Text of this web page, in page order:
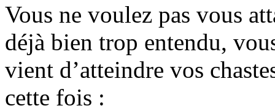
Vous ne voulez pas vous
déjà bien trop entendu,
vient d’atteindre vos
cette fois :